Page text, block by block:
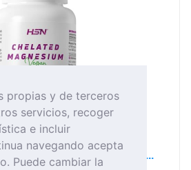
Magnesio (350mg Mineral...
propias y de terceros
servicios, recoger
e incluir
navegando acepta
Puede cambiar la